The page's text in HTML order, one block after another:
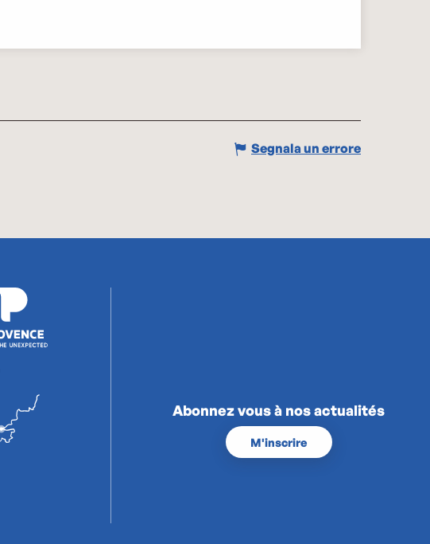
Segnala un errore
Abonnez vous à nos actualités
M'inscrire